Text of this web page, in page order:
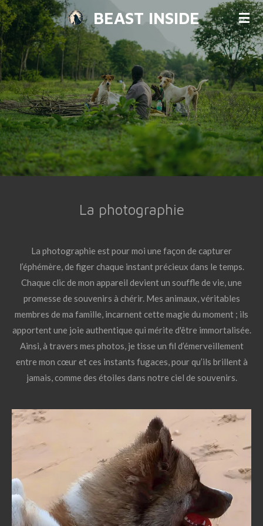
Passer
au
contenu
principal
BEAST INSIDE
La photographie
La photographie est pour moi une façon de capturer
l’éphémère, de figer chaque instant précieux dans le temps.
Chaque clic de mon appareil devient un souffle de vie, une
promesse de souvenirs à chérir. Mes animaux, véritables
membres de ma famille, incarnent cette magie du moment ; ils
apportent une joie authentique qui mérite d'être immortalisée.
Ainsi, à travers mes photos, je tisse un fil d’émerveillement
entre mon cœur et ces instants fugaces, pour qu’ils brillent à
jamais, comme des étoiles dans notre ciel de souvenirs.